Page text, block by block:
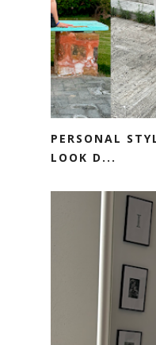
PERSONAL
LOOK D...